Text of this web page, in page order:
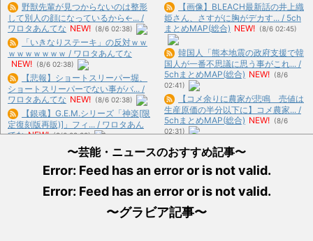
野獣先輩が見つからないのは整形
して別人の顔になっているから←... /
ワロタあんてな NEW! (8/6 02:38)
「いきなりステーキ」の反対ｗｗ
ｗｗｗｗｗｗｗ / ワロタあんてな
NEW! (8/6 02:38)
【悲報】ショートスリーパー堀、
ショートスリーパーでない事がバ... /
ワロタあんてな NEW! (8/6 02:38)
【銀魂】G.E.M.シリーズ「神楽[限
定復刻版再販)]」フィ... / ワロタあん
てな NEW! (8/6 02:38)
【緊急】爆美女「すみません。砲
弾3つ持ってきました」警察「！... /
ワロタあんてな NEW! (8/6 02:38)
でダイヤモンドの盾を切る... / おまと
【悲報】浅田真央ちゃんの婚活条
【画像】BLEACH最新話の井上織
姫さん、さすがに胸がデカす... / 5ch
まとめMAP(総合) NEW! (8/6 02:45)
韓国人「熊本地震の政府支援で韓
国人が一番不思議に思う事がこれ... /
5chまとめMAP(総合) NEW! (8/6
02:41)
【コメ余りに農家が悲鳴 売値は
生産原価の半分以下に】コメ農家... /
5chまとめMAP(総合) NEW! (8/6
02:31)
【芸能】後藤真希、自虐あいさつ
「40歳おばさん」東京アイドル... /
5chまとめMAP(総合) NEW!
02:17)
【悲報】共同通信「高市総理、避
いーあんてな(#ﾟｗﾟ)
〜芸能・ニュースのおすすめ記事〜
Error: Feed has an error or is not valid.
Error: Feed has an error or is not valid.
〜グラビア記事〜